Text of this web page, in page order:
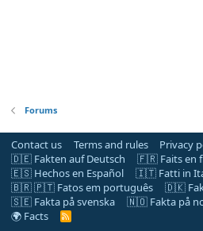
Forums
Contact us Terms and rules Privacy
🇩🇪 Fakten auf Deutsch
🇫🇷 Faits en
🇪🇸 Hechos en Español
🇮🇹 Fatti in
🇧🇷 🇵🇹 Fatos em português
🇩🇰
🇸🇪 Fakta på svenska
🇳🇴 Fakta på
🌍 Facts
R